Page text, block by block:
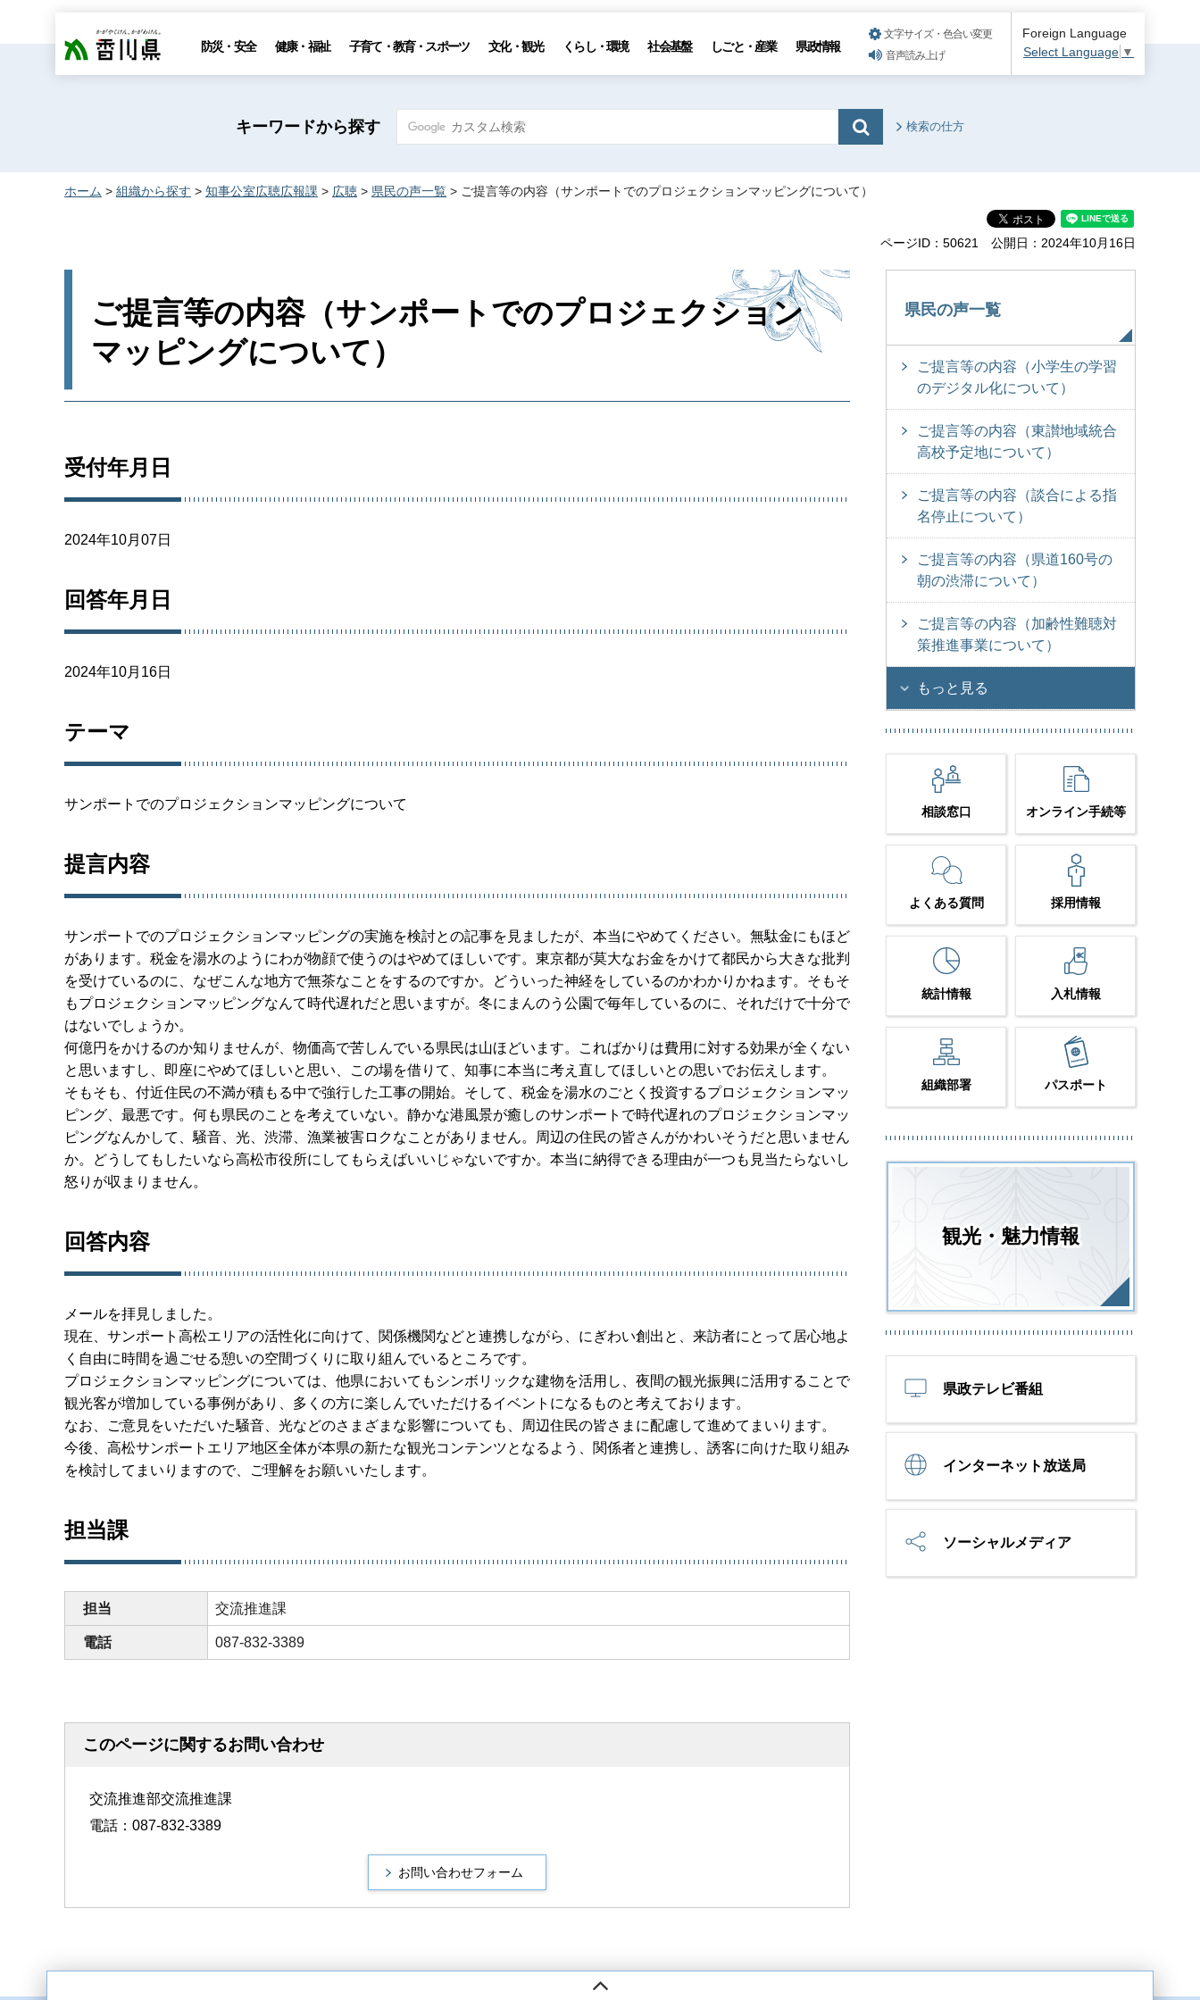
香川県 防災・安全 健康・福祉 子育て・教育・スポーツ 文化・観光 くらし・環境 社会基盤 しごと・産業 県政情報
文字サイズ・色合い変更
音声読み上げ
Foreign Language
Select Language ▼
キーワードから探す 検索の仕方
ホーム > 組織から探す > 知事公室広聴広報課 > 広聴 > 県民の声一覧 > ご提言等の内容（サンポートでのプロジェクションマッピングについて）
ページID：50621 公開日：2024年10月16日
ご提言等の内容（サンポートでのプロジェクション
マッピングについて）
受付年月日
2024年10月07日
回答年月日
2024年10月16日
テーマ
サンポートでのプロジェクションマッピングについて
提言内容
サンポートでのプロジェクションマッピングの実施を検討との記事を見ましたが、本当にやめてください。無駄金にもほど
があります。税金を湯水のようにわが物顔で使うのはやめてほしいです。東京都が莫大なお金をかけて都民から大きな批判
を受けているのに、なぜこんな地方で無茶なことをするのですか。どういった神経をしているのかわかりかねます。そもそ
もプロジェクションマッピングなんて時代遅れだと思いますが。冬にまんのう公園で毎年しているのに、それだけで十分で
はないでしょうか。
何億円をかけるのか知りませんが、物価高で苦しんでいる県民は山ほどいます。こればかりは費用に対する効果が全くない
と思いますし、即座にやめてほしいと思い、この場を借りて、知事に本当に考え直してほしいとの思いでお伝えします。
そもそも、付近住民の不満が積もる中で強行した工事の開始。そして、税金を湯水のごとく投資するプロジェクションマッ
ピング、最悪です。何も県民のことを考えていない。静かな港風景が癒しのサンポートで時代遅れのプロジェクションマッ
ピングなんかして、騒音、光、渋滞、漁業被害ロクなことがありません。周辺の住民の皆さんがかわいそうだと思いません
か。どうしてもしたいなら高松市役所にしてもらえばいいじゃないですか。本当に納得できる理由が一つも見当たらないし
怒りが収まりません。
回答内容
メールを拝見しました。
現在、サンポート高松エリアの活性化に向けて、関係機関などと連携しながら、にぎわい創出と、来訪者にとって居心地よ
く自由に時間を過ごせる憩いの空間づくりに取り組んでいるところです。
プロジェクションマッピングについては、他県においてもシンボリックな建物を活用し、夜間の観光振興に活用することで
観光客が増加している事例があり、多くの方に楽しんでいただけるイベントになるものと考えております。
なお、ご意見をいただいた騒音、光などのさまざまな影響についても、周辺住民の皆さまに配慮して進めてまいります。
今後、高松サンポートエリア地区全体が本県の新たな観光コンテンツとなるよう、関係者と連携し、誘客に向けた取り組み
を検討してまいりますので、ご理解をお願いいたします。
担当課
担当 交流推進課
電話 087-832-3389
このページに関するお問い合わせ
交流推進部交流推進課
電話：087-832-3389
県民の声一覧
ご提言等の内容（小学生の学習
のデジタル化について）
ご提言等の内容（東讃地域統合
高校予定地について）
ご提言等の内容（談合による指
名停止について）
ご提言等の内容（県道160号の
朝の渋滞について）
ご提言等の内容（加齢性難聴対
策推進事業について）
もっと見る
相談窓口 オンライン手続等
よくある質問 採用情報
統計情報 入札情報
組織部署 パスポート
観光・魅力情報
県政テレビ番組
インターネット放送局
ソーシャルメディア